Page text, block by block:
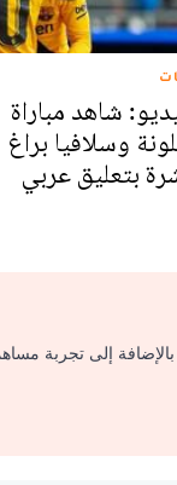
شاهد مباراة
وسلافيا براغ
بتعليق عربي
إلى تجربة